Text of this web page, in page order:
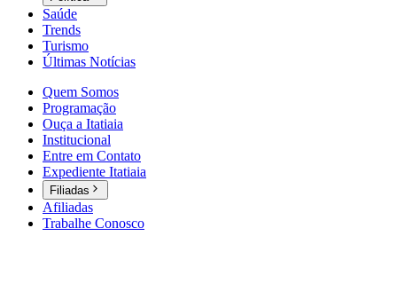
Saúde
Trends
Turismo
Últimas Notícias
Quem Somos
Programação
Ouça a Itatiaia
Institucional
Entre em Contato
Expediente Itatiaia
Filiadas
Afiliadas
Trabalhe Conosco